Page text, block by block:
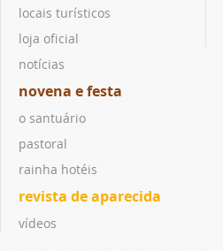
locais turísticos
loja oficial
notícias
novena e festa
o santuário
pastoral
rainha hotéis
revista de aparecida
vídeos